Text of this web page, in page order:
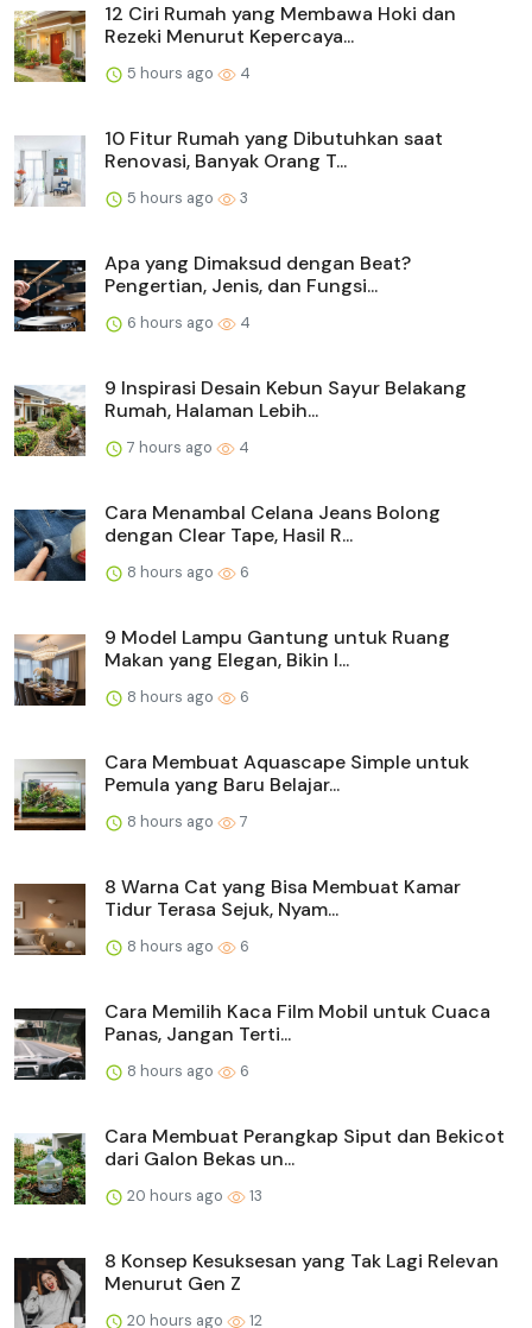
12 Ciri Rumah yang Membawa Hoki dan
Rezeki Menurut Kepercaya...
5 hours ago 4
10 Fitur Rumah yang Dibutuhkan saat
Renovasi, Banyak Orang T...
5 hours ago 3
Apa yang Dimaksud dengan Beat?
Pengertian, Jenis, dan Fungsi...
6 hours ago 4
9 Inspirasi Desain Kebun Sayur Belakang
Rumah, Halaman Lebih...
7 hours ago 4
Cara Menambal Celana Jeans Bolong
dengan Clear Tape, Hasil R...
8 hours ago 6
9 Model Lampu Gantung untuk Ruang
Makan yang Elegan, Bikin I...
8 hours ago 6
Cara Membuat Aquascape Simple untuk
Pemula yang Baru Belajar...
8 hours ago 7
8 Warna Cat yang Bisa Membuat Kamar
Tidur Terasa Sejuk, Nyam...
8 hours ago 6
Cara Memilih Kaca Film Mobil untuk Cuaca
Panas, Jangan Terti...
8 hours ago 6
Cara Membuat Perangkap Siput dan Bekicot
dari Galon Bekas un...
20 hours ago 13
8 Konsep Kesuksesan yang Tak Lagi Relevan
Menurut Gen Z
20 hours ago 12